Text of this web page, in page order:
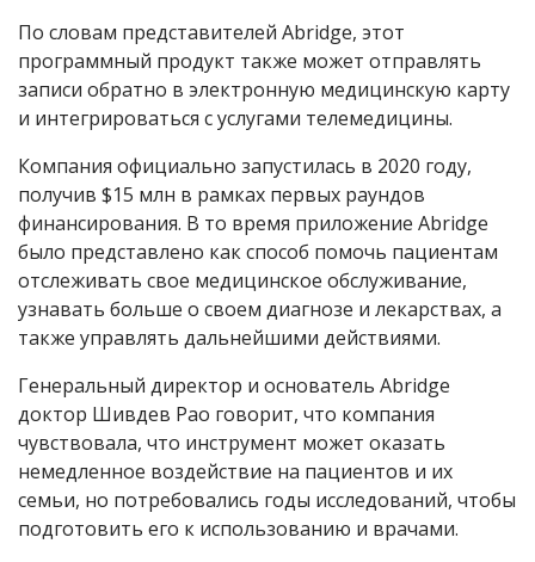
По словам представителей Abridge, этот
программный продукт также может отправлять
записи обратно в электронную медицинскую карту
и интегрироваться с услугами телемедицины.
Компания официально запустилась в 2020 году,
получив $15 млн в рамках первых раундов
финансирования. В то время приложение Abridge
было представлено как способ помочь пациентам
отслеживать свое медицинское обслуживание,
узнавать больше о своем диагнозе и лекарствах, а
также управлять дальнейшими действиями.
Генеральный директор и основатель Abridge
доктор Шивдев Рао говорит, что компания
чувствовала, что инструмент может оказать
немедленное воздействие на пациентов и их
семьи, но потребовались годы исследований, чтобы
подготовить его к использованию и врачами.